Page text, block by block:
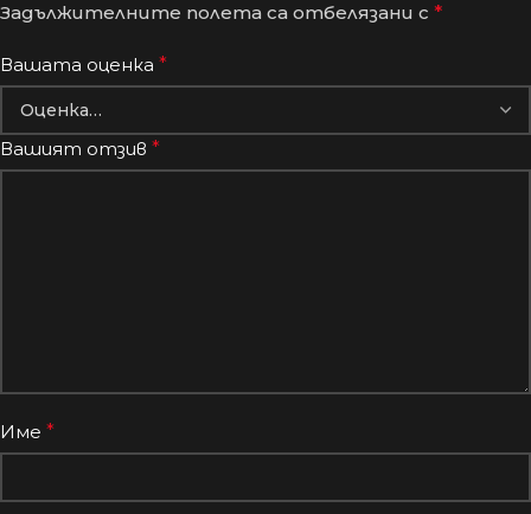
Задължителните полета са отбелязани с *
Вашата оценка *
Вашият отзив *
Име *